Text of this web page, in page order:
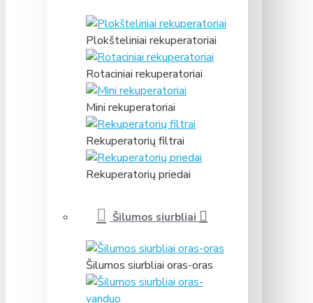
Plokšteliniai rekuperatoriai
Rotaciniai rekuperatoriai
Mini rekuperatoriai
Rekuperatorių filtrai
Rekuperatorių priedai
Šilumos siurbliai
Šilumos siurbliai oras-oras